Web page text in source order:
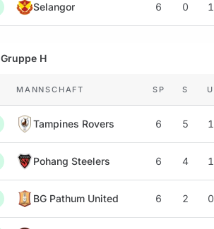
Selangor 6 0 1
Gruppe H
MANNSCHAFT SP S U
Tampines Rovers 6 5 1
Pohang Steelers 6 4 1
BG Pathum United 6 2 0